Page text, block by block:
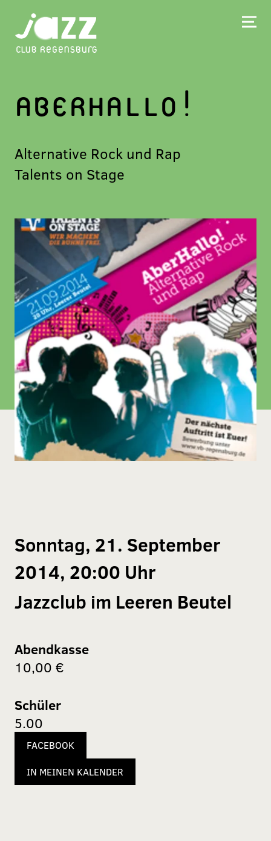
ABERHALLO!
Alternative Rock und Rap
Talents on Stage
Sonntag, 21. September
2014, 20:00 Uhr
Jazzclub im Leeren Beutel
Abendkasse
10,00 €
Schüler
5.00
FACEBOOK
IN MEINEN KALENDER